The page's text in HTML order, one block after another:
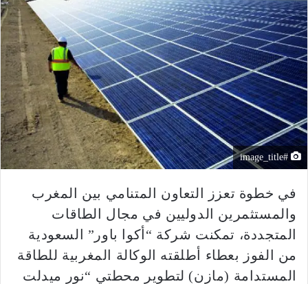
#image_title
في خطوة تعزز التعاون المتنامي بين المغرب
والمستثمرين الدوليين في مجال الطاقات
المتجددة، تمكنت شركة “أكوا باور” السعودية
من الفوز بعطاء أطلقته الوكالة المغربية للطاقة
المستدامة (مازن) لتطوير محطتي “نور ميدلت